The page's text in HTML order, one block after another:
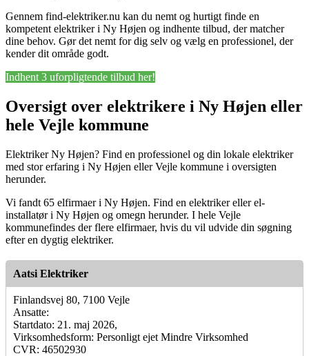
Gennem find-elektriker.nu kan du nemt og hurtigt finde en
kompetent elektriker i Ny Højen og indhente tilbud, der matcher
dine behov. Gør det nemt for dig selv og vælg en professionel, der
kender dit område godt.
Indhent 3 uforpligtende tilbud her!
Oversigt over elektrikere i Ny Højen eller
hele Vejle kommune
Elektriker Ny Højen? Find en professionel og din lokale elektriker
med stor erfaring i Ny Højen eller Vejle kommune i oversigten
herunder.
Vi fandt 65 elfirmaer i Ny Højen. Find en elektriker eller el-
installatør i Ny Højen og omegn herunder. I hele Vejle
kommunefindes der flere elfirmaer, hvis du vil udvide din søgning
efter en dygtig elektriker.
Aatsi Elektriker
Finlandsvej 80, 7100 Vejle
Ansatte:
Startdato: 21. maj 2026,
Virksomhedsform: Personligt ejet Mindre Virksomhed
CVR: 46502930